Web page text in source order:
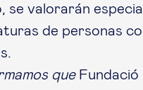
se valorarán
de personas
que Fundació